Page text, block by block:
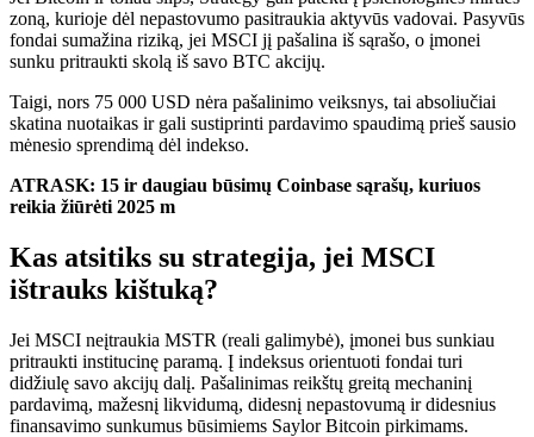
zoną, kurioje dėl nepastovumo pasitraukia aktyvūs vadovai. Pasyvūs
fondai sumažina riziką, jei MSCI jį pašalina iš sąrašo, o įmonei
sunku pritraukti skolą iš savo BTC akcijų.
Taigi, nors 75 000 USD nėra pašalinimo veiksnys, tai absoliučiai
skatina nuotaikas ir gali sustiprinti pardavimo spaudimą prieš sausio
mėnesio sprendimą dėl indekso.
ATRASK: 15 ir daugiau būsimų Coinbase sąrašų, kuriuos
reikia žiūrėti 2025 m
Kas atsitiks su strategija, jei MSCI
ištrauks kištuką?
Jei MSCI neįtraukia MSTR (reali galimybė), įmonei bus sunkiau
pritraukti institucinę paramą. Į indeksus orientuoti fondai turi
didžiulę savo akcijų dalį. Pašalinimas reikštų greitą mechaninį
pardavimą, mažesnį likvidumą, didesnį nepastovumą ir didesnius
finansavimo sunkumus būsimiems Saylor Bitcoin pirkimams.